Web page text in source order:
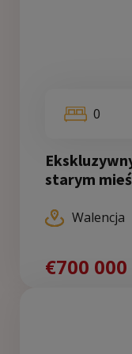
0
starym
Walencja
€700 000